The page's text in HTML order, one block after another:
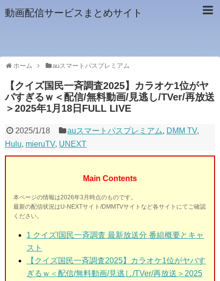
動画配信サービスまとめサイト
ホーム auスマートパスプレミアム
【クイズ国民一斉調査2025】カラオケ1位がヤ
バすぎるｗ＜配信/無料動画/見逃し/TVer/再放送
＞2025年1月18日FULL LIVE
2025/1/18 auスマートパスプレミアム, DMM TV,
Hulu, mieruTV, UNEXT
Main Contents
本ページの情報は2026年3月時点のものです。
最新の配信状況はU-NEXTサイト/DMMTVサイトなど各サイトにてご確認
ください。
1 クイズ!国民一斉調査 最新放送分 番組概要とキャ
スト
【クイズ国民一斉調査2025】カラオケ1位がヤバす
ぎるｗ＜配信/無料動画/見逃し/TVer/再放送＞2025